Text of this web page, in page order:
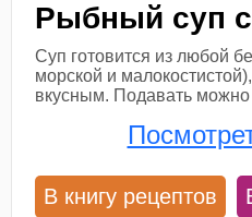
Рыбный суп
Суп готовится из любой
морской и
вкусным. Подавать
В книгу рецептов